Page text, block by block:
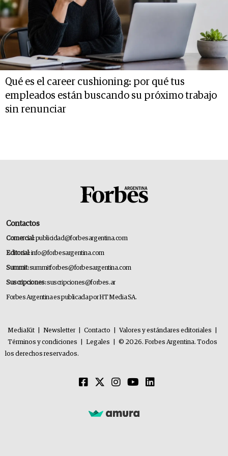
Qué es el career cushioning: por qué tus
empleados están buscando su próximo trabajo
sin renunciar
Contactos
Comercial:publicidad@forbesargentina.com
Editorial:info@forbesargentina.com
Summit:summitforbes@forbesargentina.com
Suscripciones:suscripciones@forbes.ar
Forbes Argentina es publicada por HT Media SA.
MediaKit Newsletter Contacto Valores y estándares editoriales
Términos y condiciones
Legales
© 2026. Forbes Argentina. Todos
los derechos reservados.